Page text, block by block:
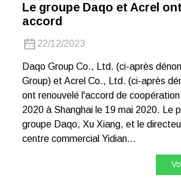
Le groupe Daqo et Acrel
accord
22/12/2023
Daqo Group Co., Ltd. (ci-après
Group) et Acrel Co., Ltd. (ci-après
ont renouvelé l'accord de
2020 à Shanghai le 19 mai 2020. Le
groupe Daqo, Xu Xiang, et le
centre commercial Yidian...